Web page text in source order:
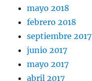
mayo 2018
febrero 2018
septiembre 2017
junio 2017
mayo 2017
abril 2017